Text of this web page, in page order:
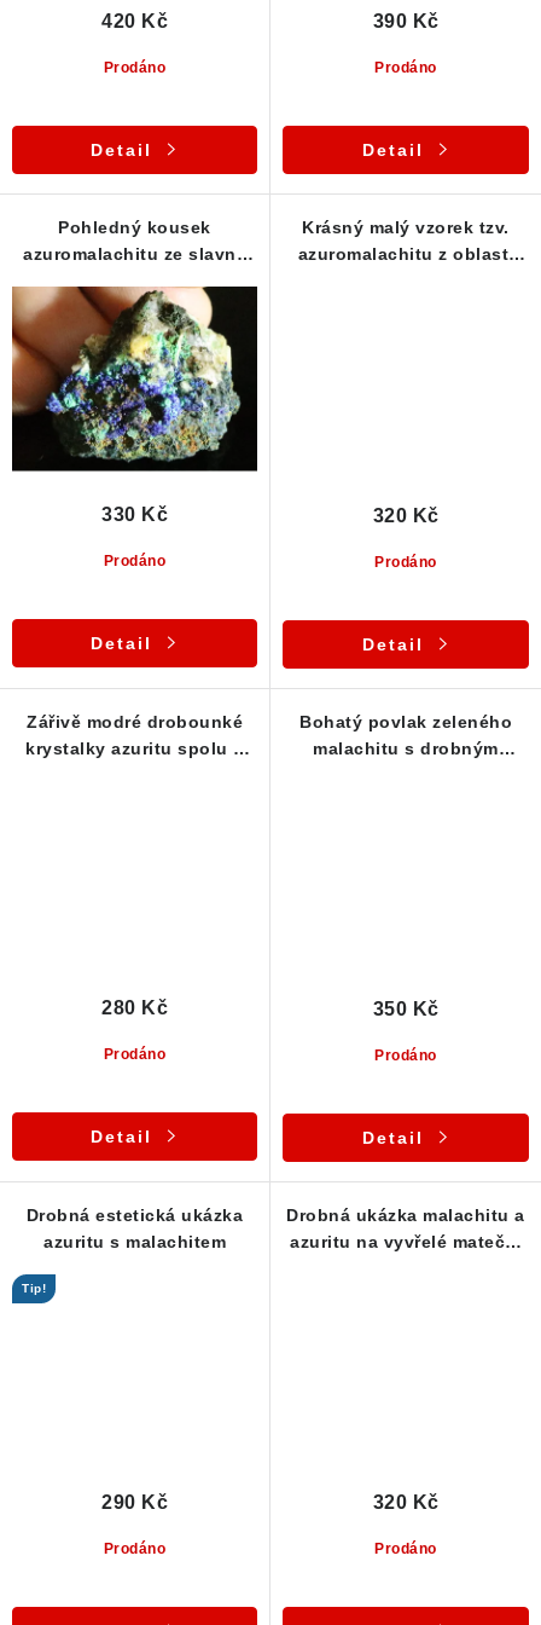
Poučení o právu na odstoupení od smlouvy
Prodáno
420 Kč
Detail
Prodáno
390 Kč
Detail
Pohledný kousek
azuromalachitu ze slavné
Prodáno
330 Kč
Detail
Krásný malý vzorek tzv.
azuromalachitu z oblasti
Prodáno
320 Kč
Detail
Zářivě modré drobounké
krystalky azuritu spolu s
Prodáno
280 Kč
Detail
Bohatý povlak zeleného
malachitu s drobným
Prodáno
350 Kč
Detail
Drobná estetická ukázka
azuritu s malachitem
Tip!
Prodáno
290 Kč
Drobná ukázka malachitu a
azuritu na vyvřelé mateční
Prodáno
320 Kč